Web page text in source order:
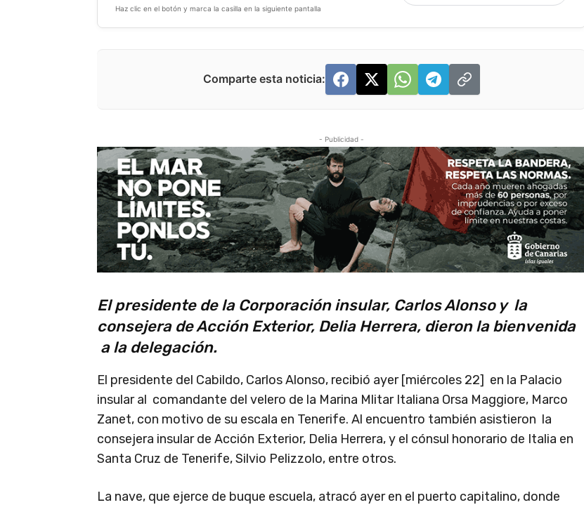
Haz clic en el botón y marca la casilla en la siguiente pantalla
Comparte esta noticia:
- Publicidad -
El presidente de la Corporación insular, Carlos Alonso y la
consejera de Acción Exterior, Delia Herrera, dieron la bienvenida
a la delegación.
El presidente del Cabildo, Carlos Alonso, recibió ayer [miércoles 22] en la Palacio
insular al comandante del velero de la Marina Mlitar Italiana Orsa Maggiore, Marco
Zanet, con motivo de su escala en Tenerife. Al encuentro también asistieron la
consejera insular de Acción Exterior, Delia Herrera, y el cónsul honorario de Italia en
Santa Cruz de Tenerife, Silvio Pelizzolo, entre otros.
La nave, que ejerce de buque escuela, atracó ayer en el puerto capitalino, donde